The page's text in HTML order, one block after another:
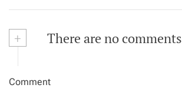
+ There are no comments
Comment